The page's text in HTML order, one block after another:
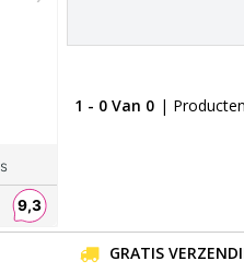
1 - 0 Van 0 | Producten
GRATIS